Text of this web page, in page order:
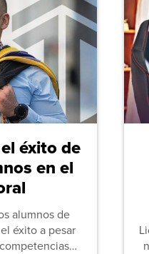
éxito de
en el
alumnos de
éxito a pesar